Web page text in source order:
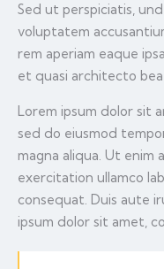
Sed ut perspiciatis,
voluptatem
rem aperiam eaque
et quasi architecto
Lorem ipsum dolor sit
sed do eiusmod
magna aliqua. Ut enim
exercitation ullamco
consequat. Duis aute
ipsum dolor sit amet,